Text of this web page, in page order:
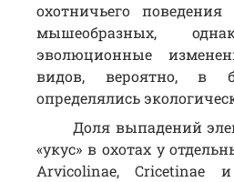
охотничьего
мышеобразных,
эволюционные
видов, вероятно, в
определялись
Доля выпадений
«укус» в охотах у
Arvicolinae, Cricetinae